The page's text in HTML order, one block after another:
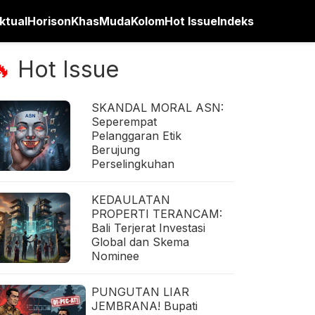
HorisonKhasMudaKolomHot IssueIndeks
Hot Issue
SKANDAL MORAL ASN:
Seperempat
Pelanggaran Etik
Berujung
Perselingkuhan
KEDAULATAN
PROPERTI TERANCAM:
Bali Terjerat Investasi
Global dan Skema
Nominee
PUNGUTAN LIAR
JEMBRANA! Bupati